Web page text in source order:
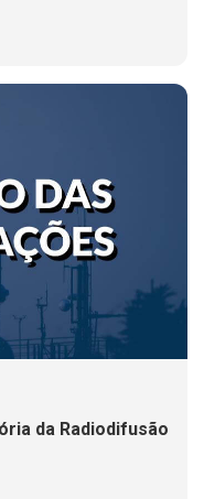
da Radiodifusão